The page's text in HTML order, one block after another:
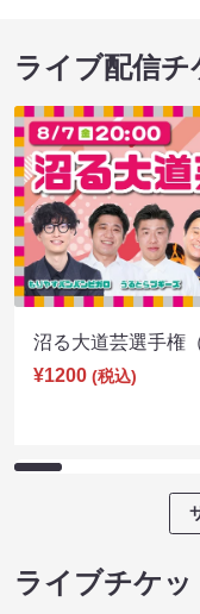
ライブ配信チ
沼る大道芸選手権
¥1200 (税込)
ライブチケッ